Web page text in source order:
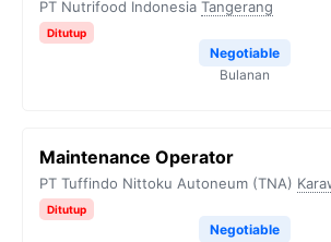
PT Nutrifood Indonesia Tangerang
Ditutup
Negotiable
Bulanan
Maintenance Operator
PT Tuffindo Nittoku Autoneum (TNA)
Ditutup
Negotiable